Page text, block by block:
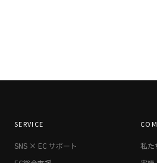
SERVICE
SNS × EC サポート
私た